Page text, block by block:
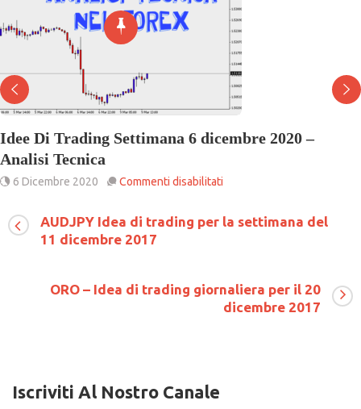
Idee Di Trading Settimana 6 dicembre 2020 –
Analisi Tecnica
6 Dicembre 2020 Commenti disabilitati
Trading
2020
–
Analisi
AUDJPY Idea di trading per la settimana del
11 dicembre 2017
ORO – Idea di trading giornaliera per il 20
dicembre 2017
Iscriviti Al Nostro Canale